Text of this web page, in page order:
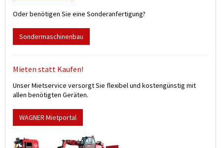
Oder benötigen Sie eine Sonderanfertigung?
Sondermaschinenbau
Mieten statt Kaufen!
Unser Mietservice versorgt Sie flexibel und kostengünstig mit
allen benötigten Geräten.
WAGNER Mietportal